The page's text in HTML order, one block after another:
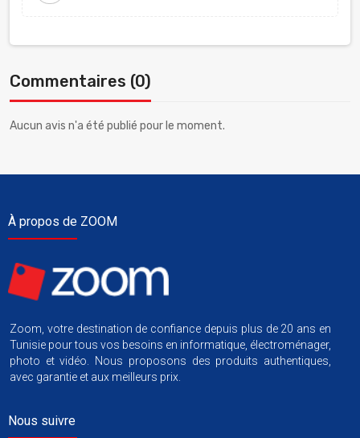
Commentaires (0)
Aucun avis n'a été publié pour le moment.
À propos de ZOOM
Zoom, votre destination de confiance depuis plus de 20 ans en
Tunisie pour tous vos besoins en informatique, électroménager,
photo et vidéo. Nous proposons des produits authentiques,
avec garantie et aux meilleurs prix.
Nous suivre